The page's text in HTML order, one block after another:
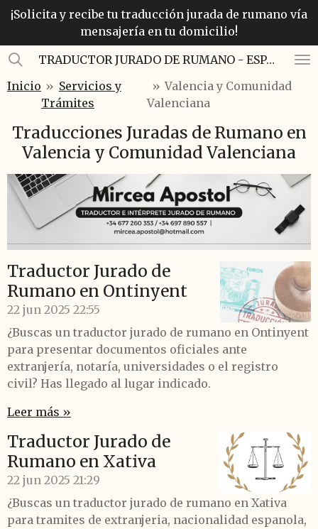
Ir
contenido
principal
TRADUCTOR JURADO DE RUMANO - ESPAÑOL
¡Solicita y recibe tu traducción jurada de rumano vía
mensajería en tu domicilio!
Inicio » Servicios y
Trámites
» Valencia y Comunidad
Valenciana
Traducciones Juradas de Rumano en
Valencia y Comunidad Valenciana
Traductor Jurado de
Rumano en Ontinyent
22 jun 2025 22:55
¿Buscas un traductor jurado de rumano en Ontinyent
para presentar documentos oficiales ante
extranjería, notaría, universidades o el registro
civil? Has llegado al lugar indicado.
Leer más »
Traductor Jurado de
Rumano en Xativa
22 jun 2025 21:29
¿Buscas un traductor jurado de rumano en Xativa
para tramites de extranjeria, nacionalidad espanola,